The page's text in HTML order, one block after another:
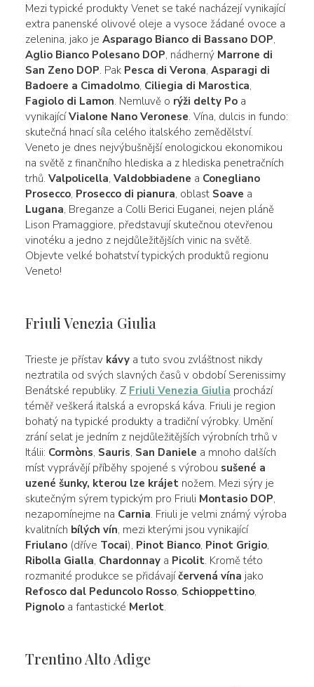
Mezi typické produkty Venet se také nacházejí vynikající
extra panenské olivové oleje a vysoce žádané ovoce a
zelenina, jako je Asparago Bianco di Bassano DOP,
Aglio Bianco Polesano DOP, nádherný Marrone di
San Zeno DOP. Pak Pesca di Verona, Asparagi di
Badoere a Cimadolmo, Ciliegia di Marostica,
Fagiolo di Lamon. Nemluvě o rýži delty Poa
vynikajícíVialone Nano Veronese. Vína, dulcis in fundo:
skutečná hnací síla celého italského zemědělství.
Veneto je dnes nejvýbušnější enologickou ekonomikou
na světě z finančního hlediska a z hlediska penetračních
trhů. Valpolicella, Valdobbiadene a Conegliano
Prosecco, Prosecco di pianura, oblast Soave a
Lugana, Breganze a Colli Berici Euganei, nejen pláně
Lison Pramaggiore, představují skutečnou otevřenou
vinotéku a jedno z nejdůležitějších vinic na světě.
Objevte velké bohatství typických produktů regionu
Veneto!
Friuli Venezia Giulia
Trieste je přístav kávya tuto svou zvláštnost nikdy
neztratila od svých slavných časů v období Serenissimy
Benátské republiky. Z Friuli Venezia Giulia prochází
téměř veškerá italská a evropská káva. Friuli je region
bohatý na typické produkty a tradiční výrobky. Umění
zrání selat je jedním z nejdůležitějších výrobních trhů v
Itálii: Cormòns, Sauris, San Daniele a mnoho dalších
míst vyprávějí příběhy spojené s výrobou sušené a
uzené šunky, kterou lze krájetnožem. Mezi sýry je
skutečným sýrem typickým pro Friuli Montasio DOP,
nezapomínejme na Carnia. Friuli je velmi známý výroba
kvalitních bílých vín, mezi kterými jsou vynikající
Friulano(dříve Tocai), Pinot Bianco, Pinot Grigio,
Ribolla Gialla, Chardonnaya Picolit. Kromě této
rozmanité produkce se přidávajíčervená vína jako
Refosco dal Peduncolo Rosso, Schioppettino,
Pignoloa fantastické Merlot.
Trentino Alto Adige